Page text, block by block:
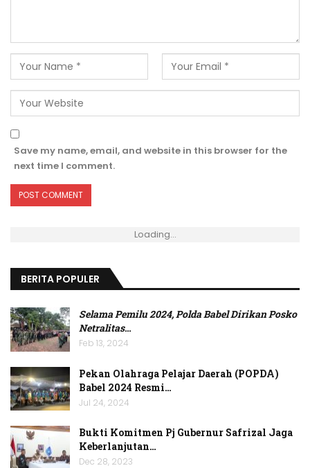
Save my name, email, and website in this browser for the
next time I comment.
Loading...
BERITA POPULER
Selama Pemilu 2024, Polda Babel Dirikan Posko
Netralitas…
Feb 13, 2024
Pekan Olahraga Pelajar Daerah (POPDA)
Babel 2024 Resmi…
Jul 24, 2024
Bukti Komitmen Pj Gubernur Safrizal Jaga
Keberlanjutan…
Dec 28, 2023